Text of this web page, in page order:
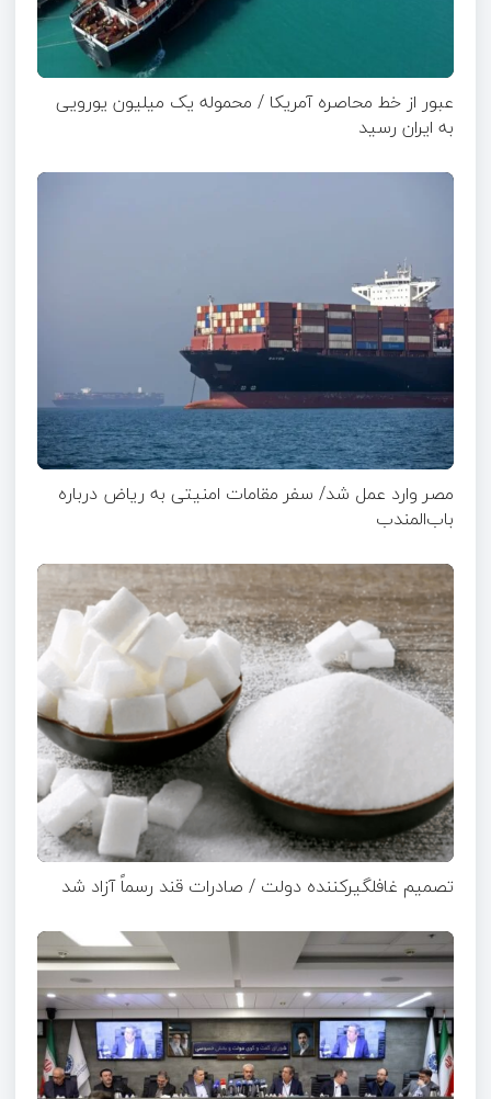
عبور از خط محاصره آمریکا / محموله یک میلیون یورویی
به ایران رسید
مصر وارد عمل شد/ سفر مقامات امنیتی به ریاض درباره
باب‌المندب
تصمیم غافلگیرکننده دولت / صادرات قند رسماً آزاد شد